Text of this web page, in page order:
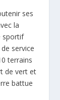
ses
la
sportif
de service
terrains
de vert et
battue